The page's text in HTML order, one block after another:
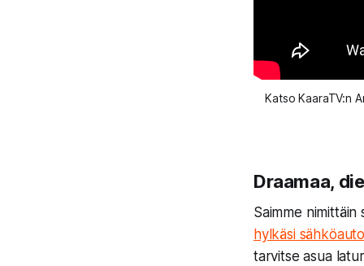
Katso KaaraTV:n
Draamaa,
Saimme
hylkäsi
tarvitse asua